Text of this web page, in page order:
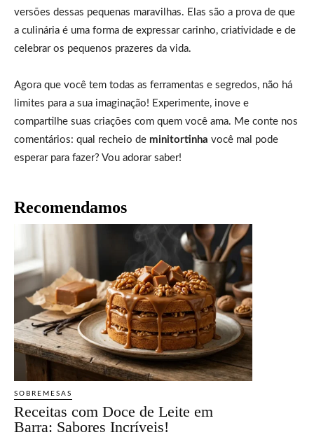
versões dessas pequenas maravilhas. Elas são a prova de que
a culinária é uma forma de expressar carinho, criatividade e de
celebrar os pequenos prazeres da vida.
Agora que você tem todas as ferramentas e segredos, não há
limites para a sua imaginação! Experimente, inove e
compartilhe suas criações com quem você ama. Me conte nos
comentários: qual recheio de minitortinha você mal pode
esperar para fazer? Vou adorar saber!
Recomendamos
SOBREMESAS
Receitas com Doce de Leite em
Barra: Sabores Incríveis!